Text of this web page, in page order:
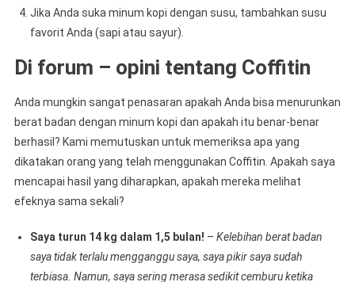
Jika Anda suka minum kopi dengan susu, tambahkan susu
favorit Anda (sapi atau sayur).
Di forum – opini tentang Coffitin
Anda mungkin sangat penasaran apakah Anda bisa menurunkan
berat badan dengan minum kopi dan apakah itu benar-benar
berhasil? Kami memutuskan untuk memeriksa apa yang
dikatakan orang yang telah menggunakan Coffitin. Apakah saya
mencapai hasil yang diharapkan, apakah mereka melihat
efeknya sama sekali?
Saya turun 14 kg dalam 1,5 bulan! – Kelebihan berat badan
saya tidak terlalu mengganggu saya, saya pikir saya sudah
terbiasa. Namun, saya sering merasa sedikit cemburu ketika